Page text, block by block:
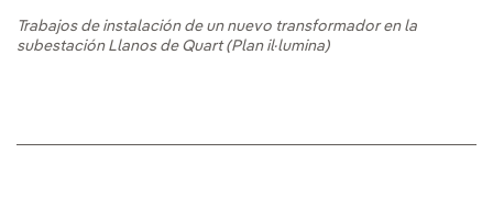
Trabajos de instalación de un nuevo transformador en la
subestación Llanos de Quart (Plan il·lumina)